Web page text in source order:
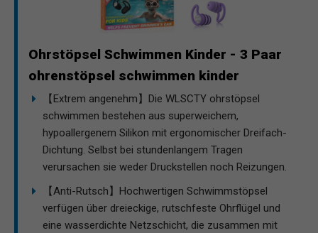
Ohrstöpsel Schwimmen Kinder - 3 Paar
ohrenstöpsel schwimmen kinder
【Extrem angenehm】Die WLSCTY ohrstöpsel
schwimmen bestehen aus superweichem,
hypoallergenem Silikon mit ergonomischer Dreifach-
Dichtung. Selbst bei stundenlangem Tragen
verursachen sie weder Druckstellen noch Reizungen.
【Anti-Rutsch】Hochwertigen Schwimmstöpsel
verfügen über dreieckige, rutschfeste Ohrflügel und
eine wasserdichte Netzschicht, die zusammen mit